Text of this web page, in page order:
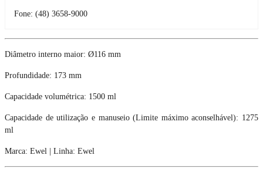
Fone: (48) 3658-9000
Diâmetro interno maior: Ø116 mm
Profundidade: 173 mm
Capacidade volumétrica: 1500 ml
Capacidade de utilização e manuseio (Limite máximo aconselhável): 1275
ml
Marca: Ewel | Linha: Ewel